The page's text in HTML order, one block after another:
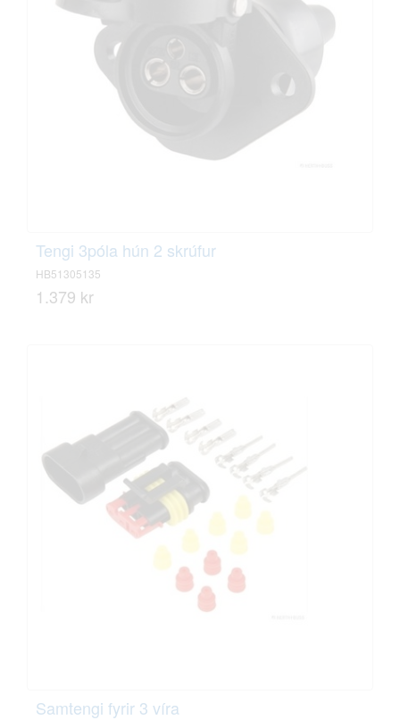
Tengi 3póla hún 2 skrúfur
HB51305135
1.379 kr
Samtengi fyrir 3 víra